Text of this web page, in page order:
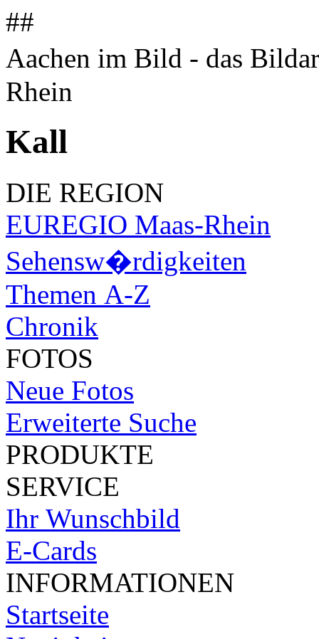
##
Aachen im Bild - das
Rhein
Kall
DIE REGION
EUREGIO Maas-Rhein
Sehensw�rdigkeiten
Themen A-Z
Chronik
FOTOS
Neue Fotos
Erweiterte Suche
PRODUKTE
SERVICE
Ihr Wunschbild
E-Cards
INFORMATIONEN
Startseite